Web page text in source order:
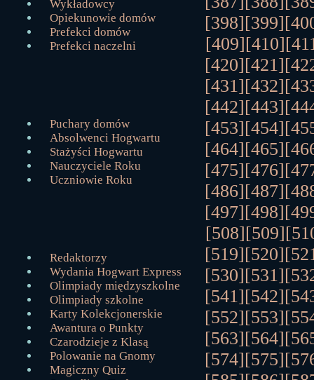
Wykładowcy
Opiekunowie domów
Prefekci domów
Prefekci naczelni
Puchary domów
Absolwenci Hogwartu
Stażyści Hogwartu
Nauczyciele Roku
Uczniowie Roku
Redaktorzy
Wydania Hogwart Express
Olimpiady międzyszkolne
Olimpiady szkolne
Karty Kolekcjonerskie
Awantura o Punkty
Czarodzieje z Klasą
Polowanie na Gnomy
Magiczny Quiz
[398][399]
[409][410]
[420][421]
[431][432]
[442][443]
[453][454]
[464][465]
[475][476]
[486][487]
[497][498]
[508][509]
[519][520]
[530][531]
[541][542]
[552][553]
[563][564]
[574][575]